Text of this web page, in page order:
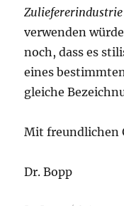
Zuliefererindustrie
verwenden
noch, dass es
eines
gleiche
Mit freundlichen
Dr. Bopp